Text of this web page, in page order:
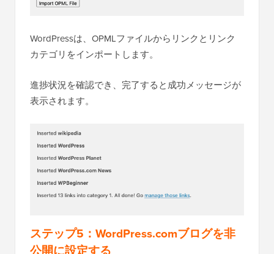
WordPressは、OPMLファイルからリンクとリンク
カテゴリをインポートします。
進捗状況を確認でき、完了すると成功メッセージが
表示されます。
ステップ5：WordPress.comブログを非